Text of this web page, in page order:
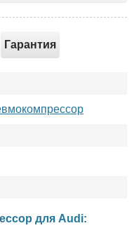
Гарантия
для Audi: